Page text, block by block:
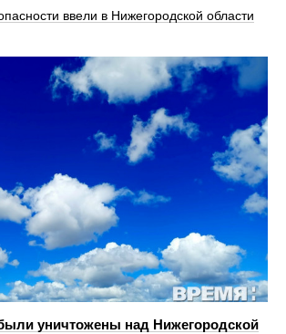
ввели в Нижегородской области
уничтожены над Нижегородской